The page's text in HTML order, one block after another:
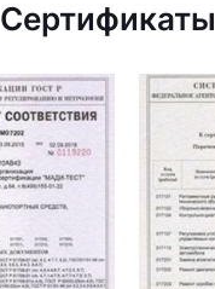
Сертификаты